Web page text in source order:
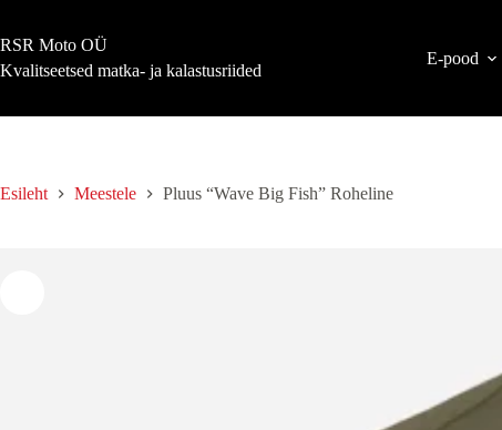
content
RSR Moto OÜ
Kvalitseetsed matka- ja kalastusriided
E-pood
Esileht Meestele Pluus “Wave Big Fish” Roheline